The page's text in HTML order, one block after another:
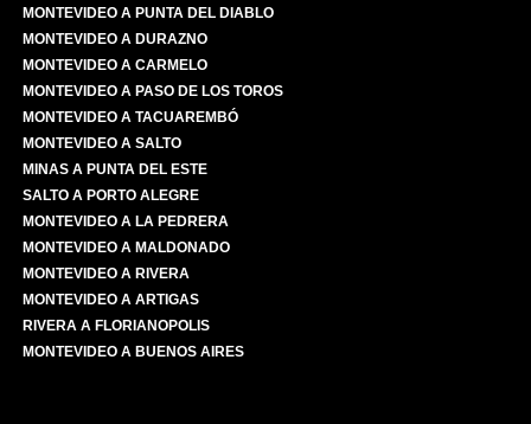
MONTEVIDEO A PUNTA DEL DIABLO
MONTEVIDEO A DURAZNO
MONTEVIDEO A CARMELO
MONTEVIDEO A PASO DE LOS TOROS
MONTEVIDEO A TACUAREMBÓ
MONTEVIDEO A SALTO
MINAS A PUNTA DEL ESTE
SALTO A PORTO ALEGRE
MONTEVIDEO A LA PEDRERA
MONTEVIDEO A MALDONADO
MONTEVIDEO A RIVERA
MONTEVIDEO A ARTIGAS
RIVERA A FLORIANOPOLIS
MONTEVIDEO A BUENOS AIRES